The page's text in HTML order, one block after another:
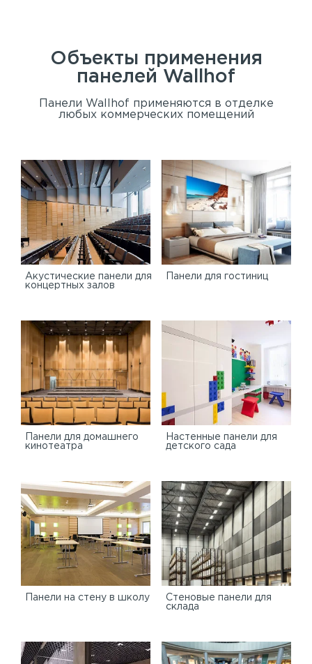
Объекты применения
панелей Wallhof
Панели Wallhof применяются в отделке
любых коммерческих помещений
Акустические панели для
концертных залов
Панели для гостиниц
Панели для домашнего
кинотеатра
Настенные панели для
детского сада
Панели на стену в школу
Стеновые панели для
склада